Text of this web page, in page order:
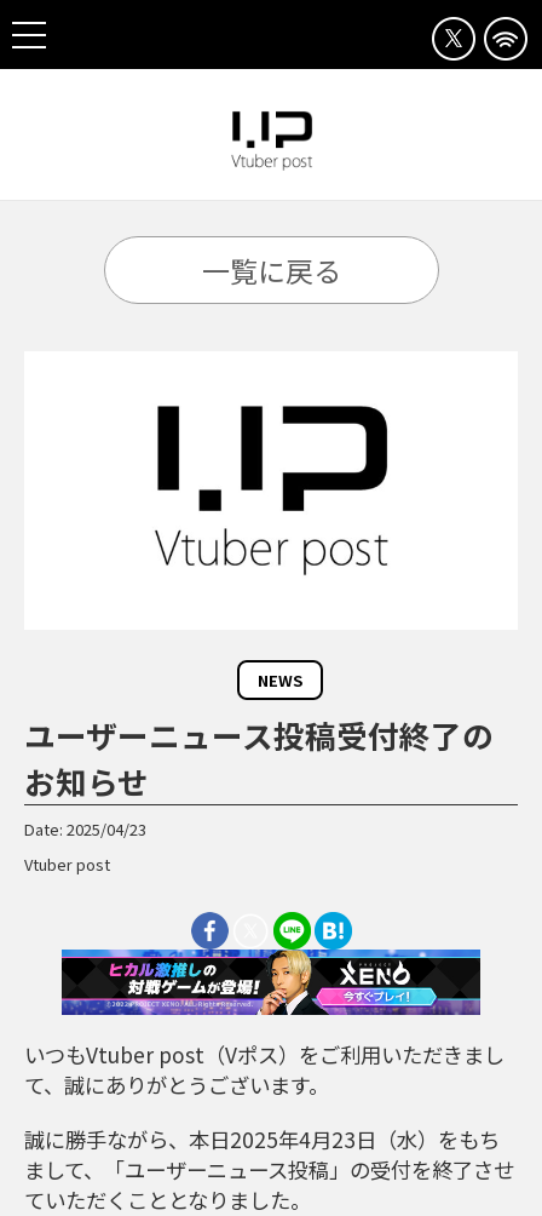
一覧に戻る
NEWS
ユーザーニュース投稿受付終了の
お知らせ
Date: 2025/04/23
Vtuber post
いつもVtuber post（Vポス）をご利用いただきまし
て、誠にありがとうございます。
誠に勝手ながら、本日2025年4月23日（水）をもち
まして、「ユーザーニュース投稿」の受付を終了させ
ていただくこととなりました。